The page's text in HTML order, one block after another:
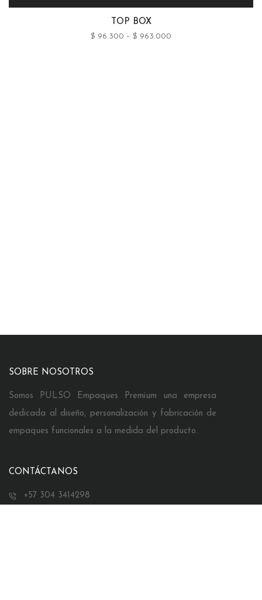
TOP BOX
$ 96.300 – $ 963.000
SOBRE NOSOTROS
Somos PULSO Empaques Premium una empresa
dedicada al diseño, personalización y fabricación de
empaques funcionales a la medida del producto.
CONTÁCTANOS
+57 304 3414298